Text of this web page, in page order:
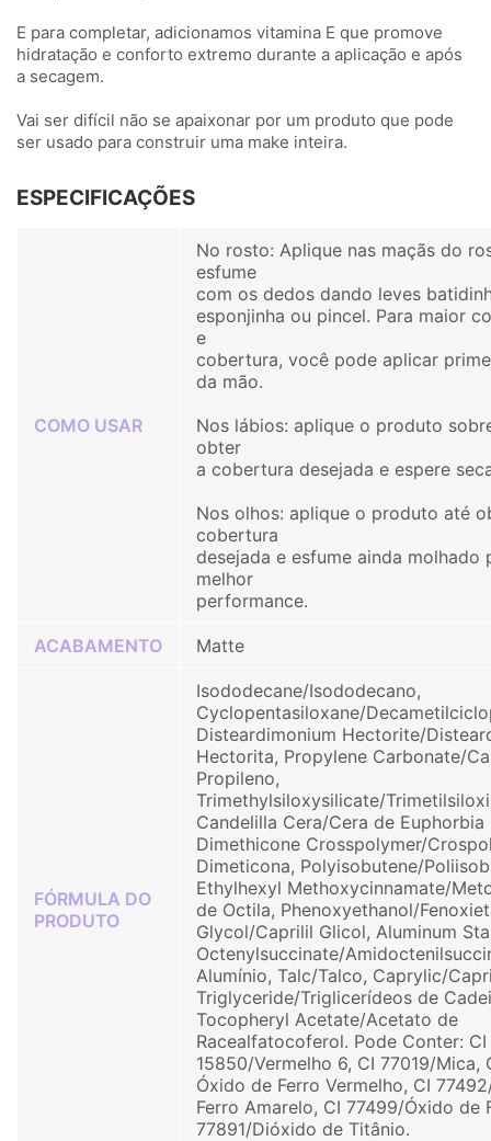
E para completar, adicionamos vitamina E que promove
hidratação e conforto extremo durante a aplicação e após
a secagem.
Vai ser difícil não se apaixonar por um produto que pode
ser usado para construir uma make inteira.
ESPECIFICAÇÕES
COMO USAR
No rosto: Aplique nas maçãs do
esfume
com os dedos dando leves
esponjinha ou pincel. Para maior
e
cobertura, você pode aplicar
da mão.
Nos lábios: aplique o produto
obter
a cobertura desejada e espere
Nos olhos: aplique o produto até
cobertura
desejada e esfume ainda molhado
melhor
performance.
ACABAMENTO Matte
FÓRMULA DO
PRODUTO
Isododecane/Isododecano,
Cyclopentasiloxane/
Disteardimonium Hectorite/
Hectorita, Propylene Carbonate/
Propileno,
Trimethylsiloxysilicate/
Candelilla Cera/Cera de Euphorbia
Dimethicone Crosspolymer/
Dimeticona, Polyisobutene/
Ethylhexyl Methoxycinnamate/
de Octila, Phenoxyethanol/
Glycol/Caprilil Glicol, Aluminum
Octenylsuccinate/
Alumínio, Talc/Talco, Caprylic/
Triglyceride/Triglicerídeos de
Tocopheryl Acetate/Acetato de
Racealfatocoferol. Pode Conter: CI
15850/Vermelho 6, CI 77019/Mica,
Óxido de Ferro Vermelho, CI
Ferro Amarelo, CI 77499/Óxido de
77891/Dióxido de Titânio.